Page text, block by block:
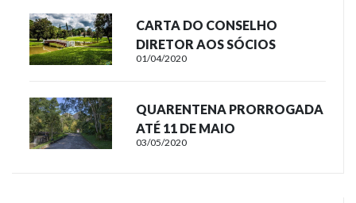
CARTA DO CONSELHO
DIRETOR AOS SÓCIOS
01/04/2020
QUARENTENA PRORROGADA
ATÉ 11 DE MAIO
03/05/2020